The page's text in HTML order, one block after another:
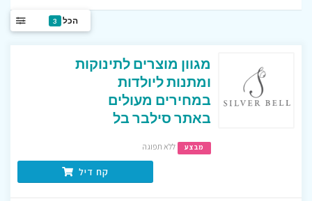
הכל 3
מגוון מוצרים לתינוקות
ומתנות ליולדות
במחירים מעולים
באתר סילבר בל
מבצע ללא תפוגה
קח דיל